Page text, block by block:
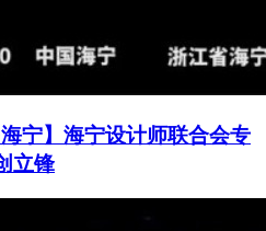
海宁】海宁设计师联合会专
立锋